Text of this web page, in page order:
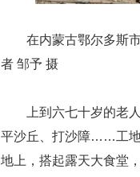
在内蒙古鄂尔多斯
者 邹予 摄
上到六七十岁的老
平沙丘、打沙障……工地
地上，搭起露天大食堂